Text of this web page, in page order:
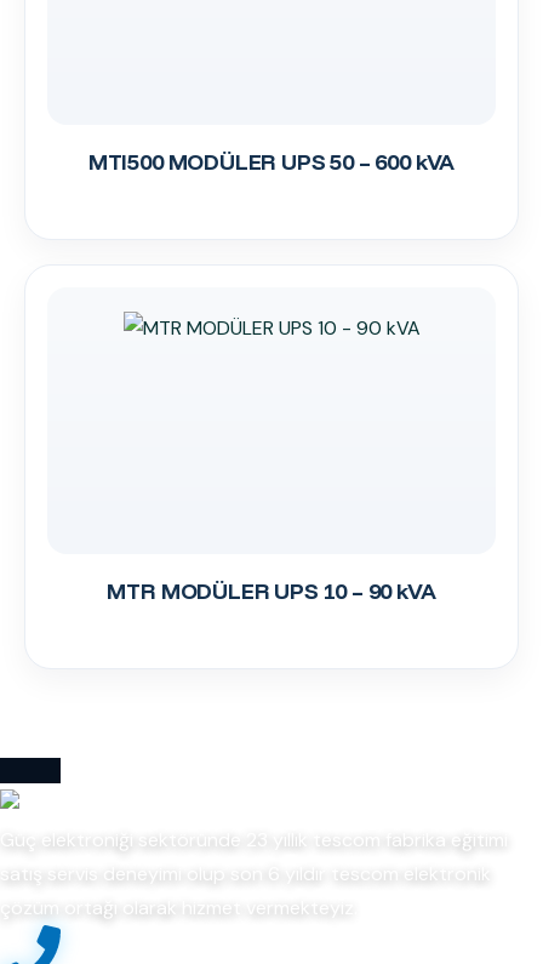
MTI500 MODÜLER UPS 50 – 600 kVA
MTR MODÜLER UPS 10 – 90 kVA
Güç elektroniği sektöründe 23 yıllık tescom fabrika eğitimi
satış servis deneyimi olup son 6 yıldır tescom elektronik
çözüm ortağı olarak hizmet vermekteyiz.